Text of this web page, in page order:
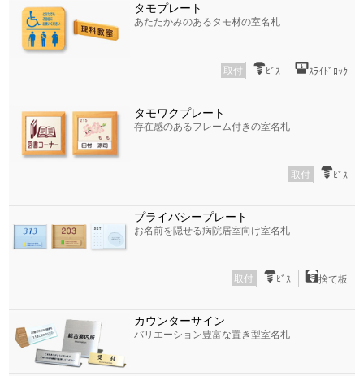
タモプレート
あたたかみのあるタモ材の室名札
取付 ﾋﾞｽ ｽﾗｲﾄﾞﾛｯｸ
タモワクプレート
存在感のあるフレーム付きの室名札
取付 ﾋﾞｽ
プライバシープレート
お名前を隠せる病院居室向け室名札
取付 ﾋﾞｽ 捨て板
カウンターサイン
バリエーション豊富な置き型室名札